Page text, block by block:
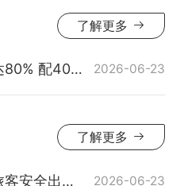
了解更多 
2026-06-23
机和自助托运设备
了解更多 
2026-06-23
行保驾护航